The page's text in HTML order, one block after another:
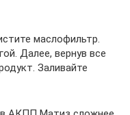
маслофильтр.
Далее, вернув все
Заливайте